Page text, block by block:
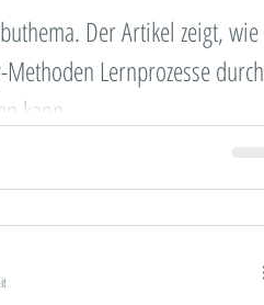
Der Artikel zeigt, wie
Lernprozesse durch
kann.